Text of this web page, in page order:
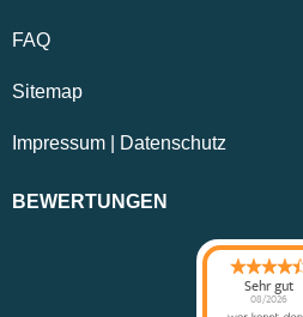
FAQ
Sitemap
Impressum Datenschutz
BEWERTUNGEN
Sehr gut
08/2026